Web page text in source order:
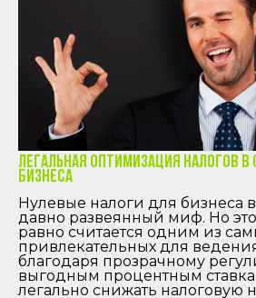
Легальная оптимизация налогов в
бизнеса
Нулевые налоги для бизнеса
давно развеянный миф. Но
равно считается одним из
привлекательных для
благодаря прозрачному
выгодным процентным
легально снижать налоговую